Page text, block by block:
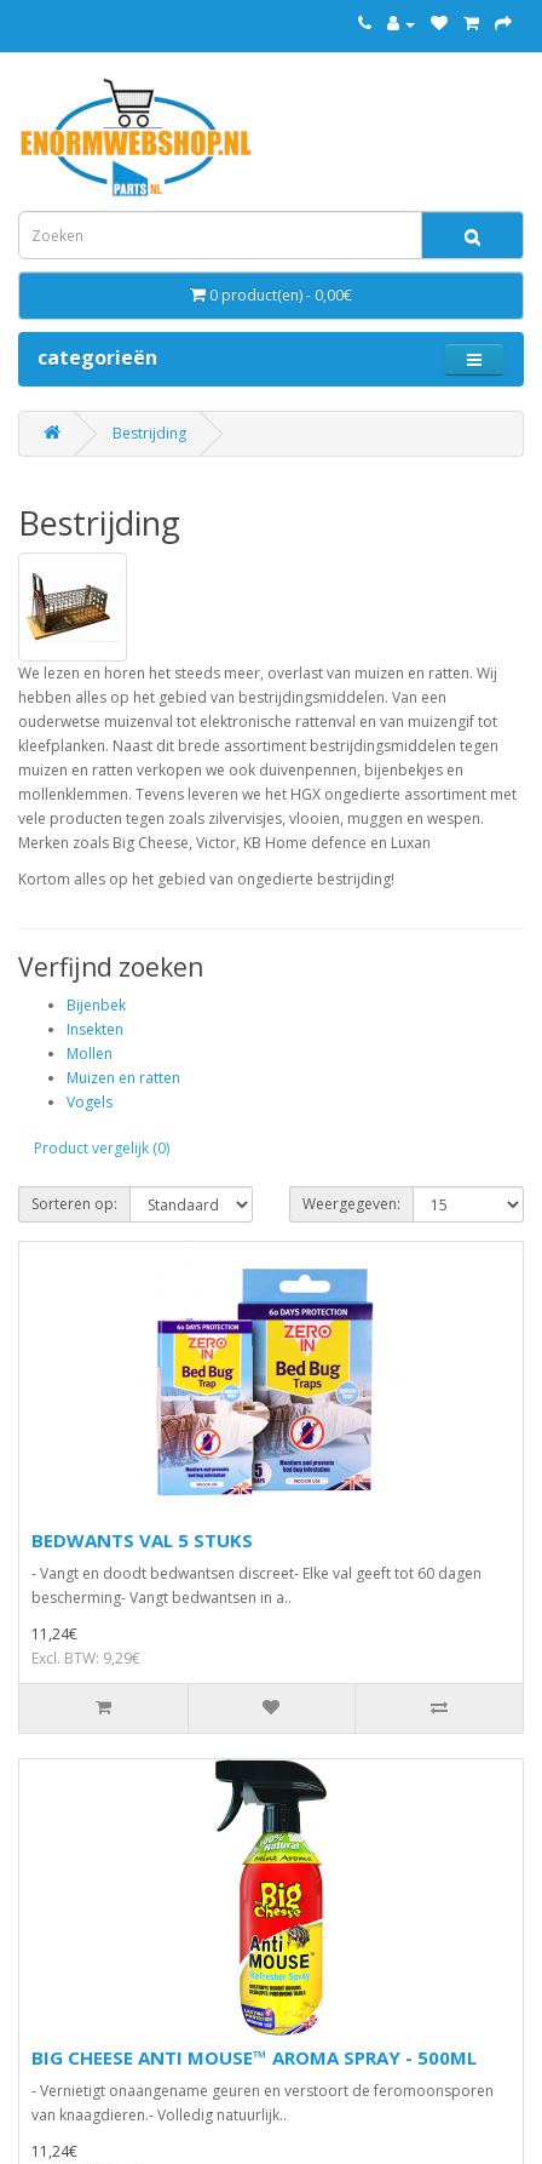
0 product(en) - 0,00€
categorieën
Bestrijding
Bestrijding
We lezen en horen het steeds meer, overlast van muizen en ratten. Wij
hebben alles op het gebied van bestrijdingsmiddelen. Van een
ouderwetse muizenval tot elektronische rattenval en van muizengif tot
kleefplanken. Naast dit brede assortiment bestrijdingsmiddelen tegen
muizen en ratten verkopen we ook duivenpennen, bijenbekjes en
mollenklemmen. Tevens leveren we het HGX ongedierte assortiment met
vele producten tegen zoals zilvervisjes, vlooien, muggen en wespen.
Merken zoals Big Cheese, Victor, KB Home defence en Luxan
Kortom alles op het gebied van ongedierte bestrijding!
Verfijnd zoeken
Bijenbek
Insekten
Mollen
Muizen en ratten
Vogels
Product vergelijk (0)
Sorteren op: Weergegeven:
BEDWANTS VAL 5 STUKS
- Vangt en doodt bedwantsen discreet- Elke val geeft tot 60 dagen
bescherming- Vangt bedwantsen in a..
11,24€
Excl. BTW: 9,29€
BIG CHEESE ANTI MOUSE™ AROMA SPRAY - 500ML
- Vernietigt onaangename geuren en verstoort de feromoonsporen
van knaagdieren.- Volledig natuurlijk..
11,24€